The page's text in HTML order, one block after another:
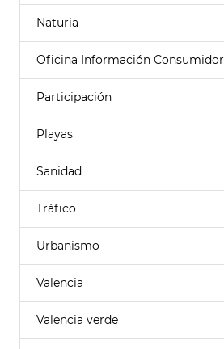
Naturia
Oficina Información Consumidor
Participación
Playas
Sanidad
Tráfico
Urbanismo
Valencia
Valencia verde